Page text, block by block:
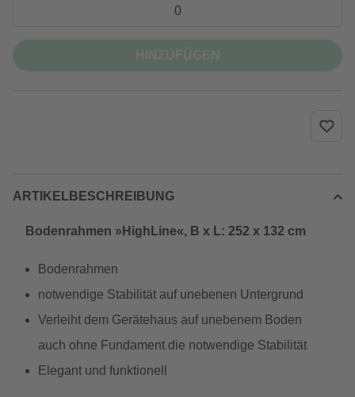
ARTIKELBESCHREIBUNG
Bodenrahmen »HighLine«, B x L: 252 x 132 cm
Bodenrahmen
notwendige Stabilität auf unebenen Untergrund
Verleiht dem Gerätehaus auf unebenem Boden
auch ohne Fundament die notwendige Stabilität
Elegant und funktionell